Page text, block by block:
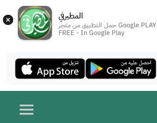
× المطيرفي
حمل التطبيق من متجر Google PLAY
FREE - In Google Play